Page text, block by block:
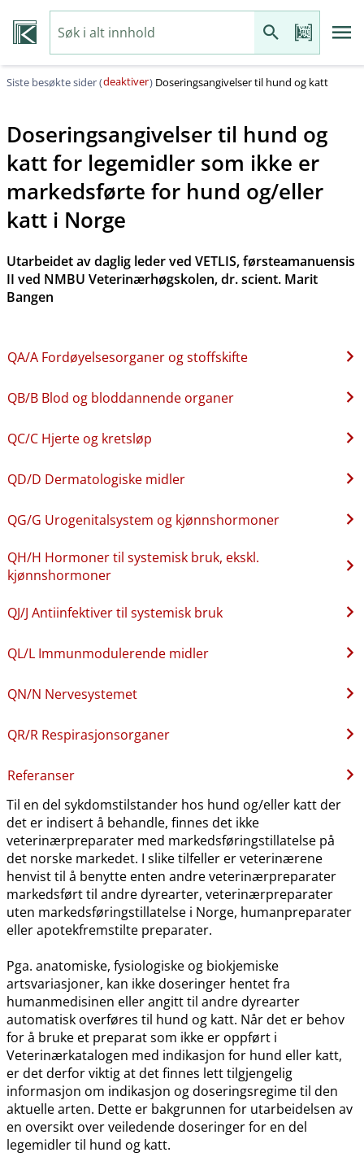
Siste besøkte sider (deaktiver) Doseringsangivelser til hund og katt
Doseringsangivelser til hund og
katt for legemidler som ikke er
markedsførte for hund og​/​eller
katt i Norge
Utarbeidet av daglig leder ved VETLIS, førsteamanuensis
II ved NMBU Veterinærhøgskolen, dr. scient. Marit
Bangen
QA​/​A Fordøyelsesorganer og stoffskifte
QB​/​B Blod og bloddannende organer
QC​/​C Hjerte og kretsløp
QD​/​D Dermatologiske midler
QG​/​G Urogenitalsystem og kjønnshormoner
QH​/​H Hormoner til systemisk bruk, ekskl.
kjønnshormoner
QJ​/​J Antiinfektiver til systemisk bruk
QL​/​L Immunmodulerende midler
QN​/​N Nervesystemet
QR​/​R Respirasjonsorganer
Referanser
Til en del sykdomstilstander hos hund og​/​eller katt der
det er indisert å behandle, finnes det ikke
veterinærpreparater med markedsføringstillatelse på
det norske markedet. I slike tilfeller er veterinærene
henvist til å benytte enten andre veterinærpreparater
markedsført til andre dyrearter, veterinærpreparater
uten markedsføringstillatelse i Norge, humanpreparater
eller apotekfremstilte preparater.
Pga. anatomiske, fysiologiske og biokjemiske
artsvariasjoner, kan ikke doseringer hentet fra
humanmedisinen eller angitt til andre dyrearter
automatisk overføres til hund og katt. Når det er behov
for å bruke et preparat som ikke er oppført i
Veterinærkatalogen med indikasjon for hund eller katt,
er det derfor viktig at det finnes lett tilgjengelig
informasjon om indikasjon og doseringsregime til den
aktuelle arten. Dette er bakgrunnen for utarbeidelsen av
en oversikt over veiledende doseringer for en del
legemidler til hund og katt.